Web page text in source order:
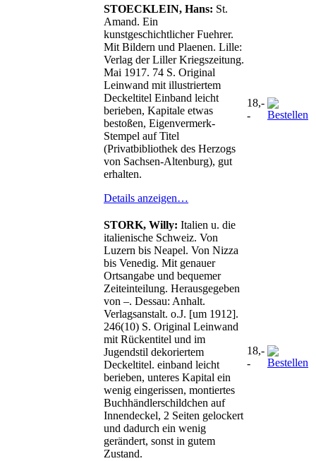
STOECKLEIN, Hans: St.
Amand. Ein
kunstgeschichtlicher Fuehrer.
Mit Bildern und Plaenen. Lille:
Verlag der Liller Kriegszeitung.
Mai 1917. 74 S. Original
Leinwand mit illustriertem
Deckeltitel Einband leicht
berieben, Kapitale etwas
bestoßen, Eigenvermerk-
Stempel auf Titel
(Privatbibliothek des Herzogs
von Sachsen-Altenburg), gut
erhalten.
Details anzeigen…
18,-
-
STORK, Willy: Italien u. die
italienische Schweiz. Von
Luzern bis Neapel. Von Nizza
bis Venedig. Mit genauer
Ortsangabe und bequemer
Zeiteinteilung. Herausgegeben
von –. Dessau: Anhalt.
Verlagsanstalt. o.J. [um 1912].
246(10) S. Original Leinwand
mit Rückentitel und im
Jugendstil dekoriertem
Deckeltitel. einband leicht
berieben, unteres Kapital ein
wenig eingerissen, montiertes
Buchhändlerschildchen auf
Innendeckel, 2 Seiten gelockert
und dadurch ein wenig
gerändert, sonst in gutem
Zustand.
18,-
-